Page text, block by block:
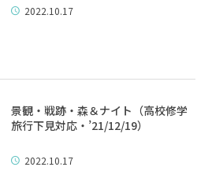
2022.10.17
景観・戦跡・森＆ナイト（高校修学
旅行下見対応・’21/12/19）
2022.10.17